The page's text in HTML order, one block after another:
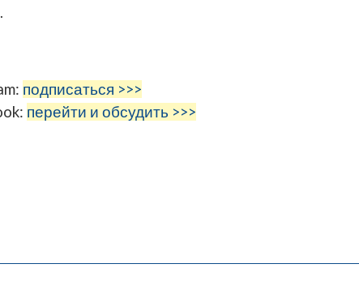
подписаться >>>
перейти и обсудить >>>